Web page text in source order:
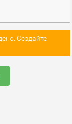
Создайте